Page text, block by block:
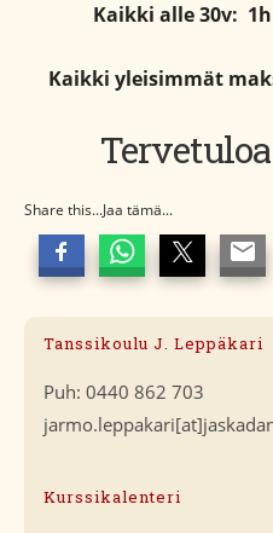
Kaikki alle 30v: 1h
Kaikki yleisimmät
Share this...Jaa tämä...
Tanssikoulu J. Leppäkari
Puh: 0440 862 703
Kurssikalenteri